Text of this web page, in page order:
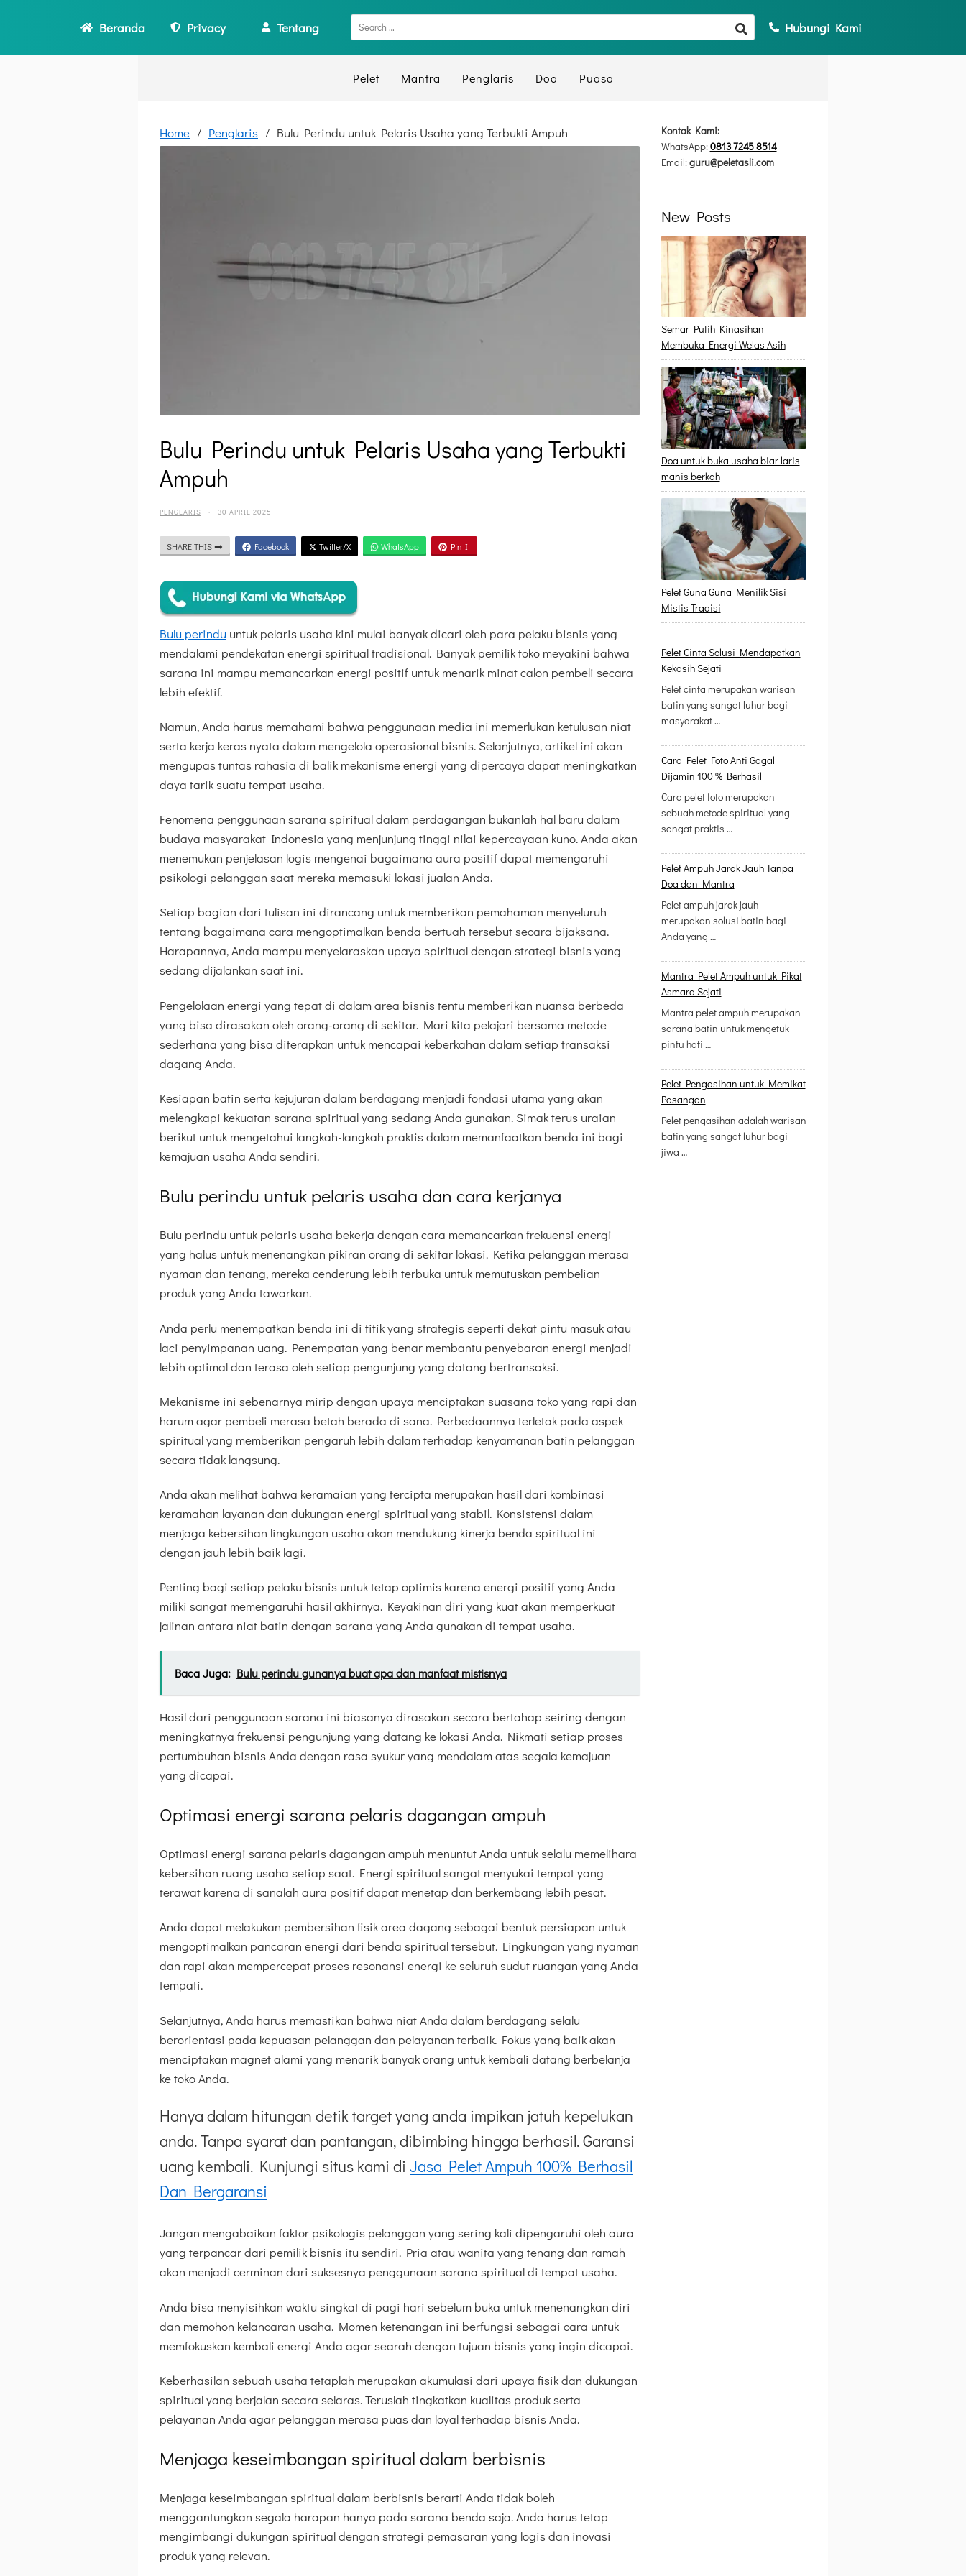
Beranda Privacy Tentang Hubungi Kami
Pelet Mantra Penglaris Doa Puasa
Home Penglaris Bulu Perindu untuk Pelaris Usaha yang Terbukti Ampuh
Bulu Perindu untuk Pelaris Usaha yang Terbukti
Ampuh
PENGLARIS · 30 APRIL 2025
SHARE THIS Facebook Twitter/X WhatsApp Pin It
Bulu perindu untuk pelaris usaha kini mulai banyak dicari oleh para pelaku bisnis yang
mendalami pendekatan energi spiritual tradisional. Banyak pemilik toko meyakini bahwa
sarana ini mampu memancarkan energi positif untuk menarik minat calon pembeli secara
lebih efektif.
Namun, Anda harus memahami bahwa penggunaan media ini memerlukan ketulusan niat
serta kerja keras nyata dalam mengelola operasional bisnis. Selanjutnya, artikel ini akan
mengupas tuntas rahasia di balik mekanisme energi yang dipercaya dapat meningkatkan
daya tarik suatu tempat usaha.
Fenomena penggunaan sarana spiritual dalam perdagangan bukanlah hal baru dalam
budaya masyarakat Indonesia yang menjunjung tinggi nilai kepercayaan kuno. Anda akan
menemukan penjelasan logis mengenai bagaimana aura positif dapat memengaruhi
psikologi pelanggan saat mereka memasuki lokasi jualan Anda.
Setiap bagian dari tulisan ini dirancang untuk memberikan pemahaman menyeluruh
tentang bagaimana cara mengoptimalkan benda bertuah tersebut secara bijaksana.
Harapannya, Anda mampu menyelaraskan upaya spiritual dengan strategi bisnis yang
sedang dijalankan saat ini.
Pengelolaan energi yang tepat di dalam area bisnis tentu memberikan nuansa berbeda
yang bisa dirasakan oleh orang-orang di sekitar. Mari kita pelajari bersama metode
sederhana yang bisa diterapkan untuk mencapai keberkahan dalam setiap transaksi
dagang Anda.
Kesiapan batin serta kejujuran dalam berdagang menjadi fondasi utama yang akan
melengkapi kekuatan sarana spiritual yang sedang Anda gunakan. Simak terus uraian
berikut untuk mengetahui langkah-langkah praktis dalam memanfaatkan benda ini bagi
kemajuan usaha Anda sendiri.
Bulu perindu untuk pelaris usaha dan cara kerjanya
Bulu perindu untuk pelaris usaha bekerja dengan cara memancarkan frekuensi energi
yang halus untuk menenangkan pikiran orang di sekitar lokasi. Ketika pelanggan merasa
nyaman dan tenang, mereka cenderung lebih terbuka untuk memutuskan pembelian
produk yang Anda tawarkan.
Anda perlu menempatkan benda ini di titik yang strategis seperti dekat pintu masuk atau
laci penyimpanan uang. Penempatan yang benar membantu penyebaran energi menjadi
lebih optimal dan terasa oleh setiap pengunjung yang datang bertransaksi.
Mekanisme ini sebenarnya mirip dengan upaya menciptakan suasana toko yang rapi dan
harum agar pembeli merasa betah berada di sana. Perbedaannya terletak pada aspek
spiritual yang memberikan pengaruh lebih dalam terhadap kenyamanan batin pelanggan
secara tidak langsung.
Anda akan melihat bahwa keramaian yang tercipta merupakan hasil dari kombinasi
keramahan layanan dan dukungan energi spiritual yang stabil. Konsistensi dalam
menjaga kebersihan lingkungan usaha akan mendukung kinerja benda spiritual ini
dengan jauh lebih baik lagi.
Penting bagi setiap pelaku bisnis untuk tetap optimis karena energi positif yang Anda
miliki sangat memengaruhi hasil akhirnya. Keyakinan diri yang kuat akan memperkuat
jalinan antara niat batin dengan sarana yang Anda gunakan di tempat usaha.
Baca Juga: Bulu perindu gunanya buat apa dan manfaat mistisnya
Hasil dari penggunaan sarana ini biasanya dirasakan secara bertahap seiring dengan
meningkatnya frekuensi pengunjung yang datang ke lokasi Anda. Nikmati setiap proses
pertumbuhan bisnis Anda dengan rasa syukur yang mendalam atas segala kemajuan
yang dicapai.
Optimasi energi sarana pelaris dagangan ampuh
Optimasi energi sarana pelaris dagangan ampuh menuntut Anda untuk selalu memelihara
kebersihan ruang usaha setiap saat. Energi spiritual sangat menyukai tempat yang
terawat karena di sanalah aura positif dapat menetap dan berkembang lebih pesat.
Anda dapat melakukan pembersihan fisik area dagang sebagai bentuk persiapan untuk
mengoptimalkan pancaran energi dari benda spiritual tersebut. Lingkungan yang nyaman
dan rapi akan mempercepat proses resonansi energi ke seluruh sudut ruangan yang Anda
tempati.
Selanjutnya, Anda harus memastikan bahwa niat Anda dalam berdagang selalu
berorientasi pada kepuasan pelanggan dan pelayanan terbaik. Fokus yang baik akan
menciptakan magnet alami yang menarik banyak orang untuk kembali datang berbelanja
ke toko Anda.
Hanya dalam hitungan detik target yang anda impikan jatuh kepelukan
anda. Tanpa syarat dan pantangan, dibimbing hingga berhasil. Garansi
uang kembali. Kunjungi situs kami di Jasa Pelet Ampuh 100% Berhasil
Dan Bergaransi
Jangan mengabaikan faktor psikologis pelanggan yang sering kali dipengaruhi oleh aura
yang terpancar dari pemilik bisnis itu sendiri. Pria atau wanita yang tenang dan ramah
akan menjadi cerminan dari suksesnya penggunaan sarana spiritual di tempat usaha.
Anda bisa menyisihkan waktu singkat di pagi hari sebelum buka untuk menenangkan diri
dan memohon kelancaran usaha. Momen ketenangan ini berfungsi sebagai cara untuk
memfokuskan kembali energi Anda agar searah dengan tujuan bisnis yang ingin dicapai.
Keberhasilan sebuah usaha tetaplah merupakan akumulasi dari upaya fisik dan dukungan
spiritual yang berjalan secara selaras. Teruslah tingkatkan kualitas produk serta
pelayanan Anda agar pelanggan merasa puas dan loyal terhadap bisnis Anda.
Menjaga keseimbangan spiritual dalam berbisnis
Menjaga keseimbangan spiritual dalam berbisnis berarti Anda tidak boleh
menggantungkan segala harapan hanya pada sarana benda saja. Anda harus tetap
mengimbangi dukungan spiritual dengan strategi pemasaran yang logis dan inovasi
produk yang relevan.
Kontak Kami:
WhatsApp:0813 7245 8514
Email:guru@peletasli.com
New Posts
Semar Putih Kinasihan
Membuka Energi Welas Asih
Doa untuk buka usaha biar laris
manis berkah
Pelet Guna Guna Menilik Sisi
Mistis Tradisi
Pelet Cinta Solusi Mendapatkan
Kekasih Sejati
Pelet cinta merupakan warisan
batin yang sangat luhur bagi
masyarakat …
Cara Pelet Foto Anti Gagal
Dijamin 100 % Berhasil
Cara pelet foto merupakan
sebuah metode spiritual yang
sangat praktis …
Pelet Ampuh Jarak Jauh Tanpa
Doa dan Mantra
Pelet ampuh jarak jauh
merupakan solusi batin bagi
Anda yang …
Mantra Pelet Ampuh untuk Pikat
Asmara Sejati
Mantra pelet ampuh merupakan
sarana batin untuk mengetuk
pintu hati …
Pelet Pengasihan untuk Memikat
Pasangan
Pelet pengasihan adalah warisan
batin yang sangat luhur bagi
jiwa …